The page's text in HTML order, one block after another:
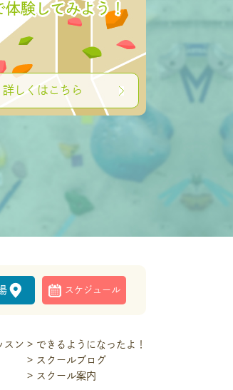
体験してみよう！
詳しくはこちら
スケジュール
スン
できるようになったよ！
スクールブログ
スクール案内